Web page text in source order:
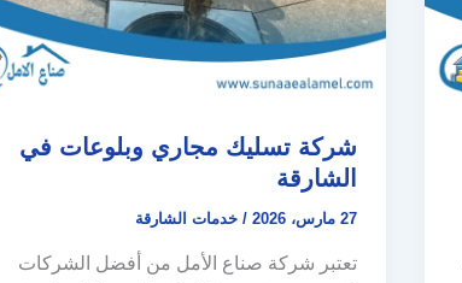
شركة تسليك مجاري وبلوعات في
الشارقة
27 مارس، 2026 /خدمات الشارقة
تعتبر شركة صناع الأمل من أفضل الشركات